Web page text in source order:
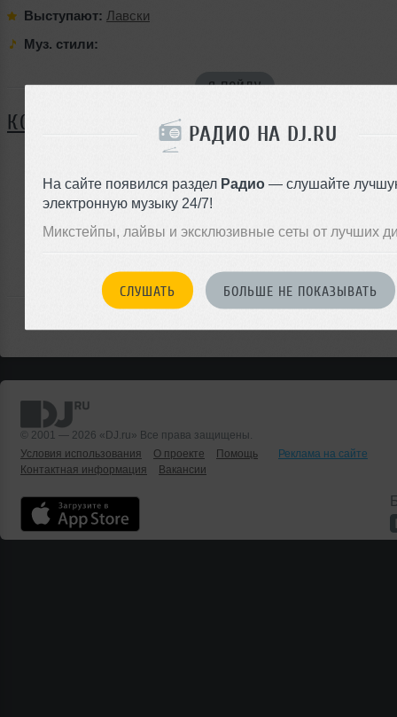
РАДИО НА DJ.RU
На сайте появился раздел Радио — слушайте
электронную музыку 24/7!
Микстейпы, лайвы и эксклюзивные сеты от лучших
СЛУШАТЬ БОЛЬШЕ НЕ ПОКАЗЫВАТЬ
Выступают: Лавски
Муз. стили:
Я ПОЙДУ
КОММЕНТАРИИ
ЗАРЕГИСТРИРУЙТЕСЬ
Или
© 2001 — 2026 «DJ.ru» Все права защищены.
Условия использования
О проекте Помощь
Реклама на сайте
Контактная информация
Вакансии